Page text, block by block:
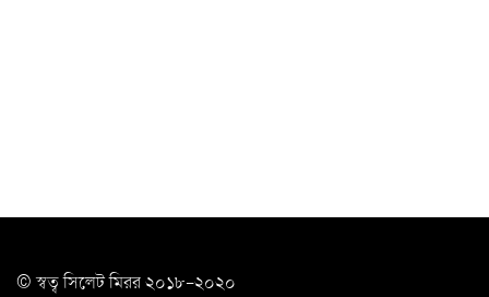
মানববন্ধন
© স্বত্ব সি‌লেট মিরর ২০১৮-২০২০